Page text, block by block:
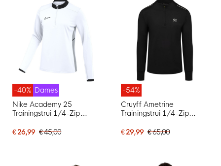
-40% Dames
Nike Academy 25
Trainingstrui 1/4-Zip
€ 26,99 € 45,00
-54%
Cruyff Ametrine
Trainingstrui 1/4-Zip
€ 29,99 € 65,00